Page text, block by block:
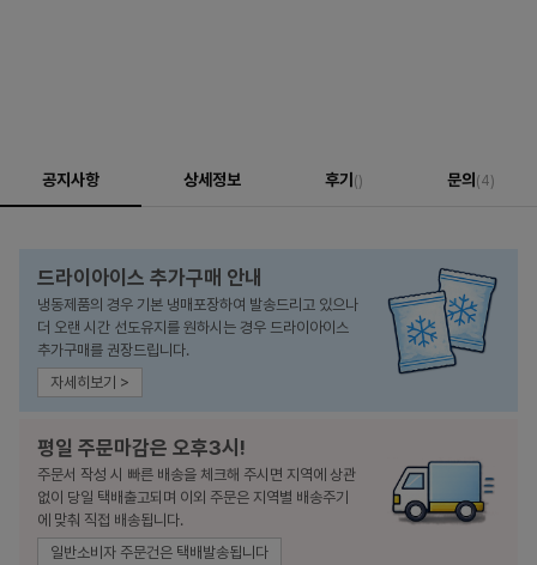
공지사항 상세정보 후기 () 문의 (4)
드라이아이스 추가구매 안내
냉동제품의 경우 기본 냉매포장하여 발송드리고 있으나
더 오랜 시간 선도유지를 원하시는 경우 드라이아이스
추가구매를 권장드립니다.
자세히보기 >
평일 주문마감은 오후3시!
주문서 작성 시 빠른 배송을 체크해 주시면 지역에 상관
없이 당일 택배출고되며 이외 주문은 지역별 배송주기
에 맞춰 직접 배송됩니다.
일반소비자 주문건은 택배발송됩니다